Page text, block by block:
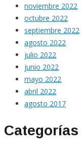
noviembre 2022
octubre 2022
septiembre 2022
agosto 2022
julio 2022
junio 2022
mayo 2022
abril 2022
agosto 2017
Categorías